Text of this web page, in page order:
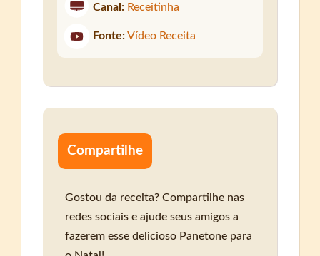
Canal: Receitinha
Fonte: Vídeo Receita
Compartilhe
Gostou da receita? Compartilhe nas
redes sociais e ajude seus amigos a
fazerem esse delicioso Panetone para